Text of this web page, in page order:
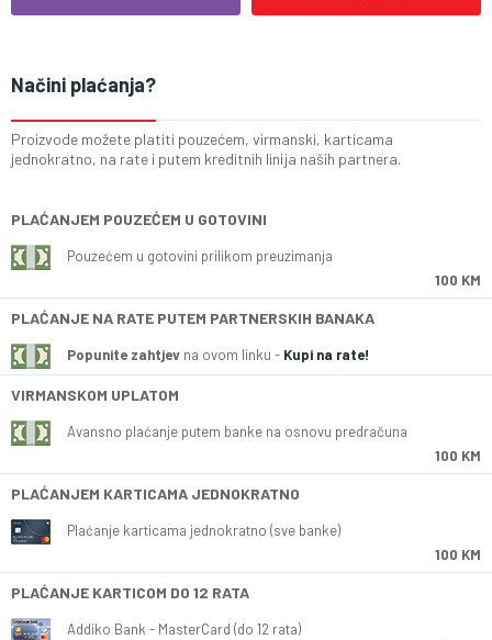
Načini plaćanja?
Proizvode možete platiti pouzećem, virmanski, karticama
jednokratno, na rate i putem kreditnih linija naših partnera.
PLAĆANJEM POUZEĆEM U GOTOVINI
Pouzećem u gotovini prilikom preuzimanja
100 KM
PLAĆANJE NA RATE PUTEM PARTNERSKIH BANAKA
Popunite zahtjev na ovom linku - Kupi na rate!
VIRMANSKOM UPLATOM
Avansno plaćanje putem banke na osnovu predračuna
100 KM
PLAĆANJEM KARTICAMA JEDNOKRATNO
Plaćanje karticama jednokratno (sve banke)
100 KM
PLAĆANJE KARTICOM DO 12 RATA
Addiko Bank - MasterCard (do 12 rata)